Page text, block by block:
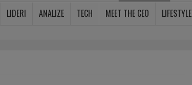
LIDERI ANALIZE TECH MEET THE CEO LIFESTYLE